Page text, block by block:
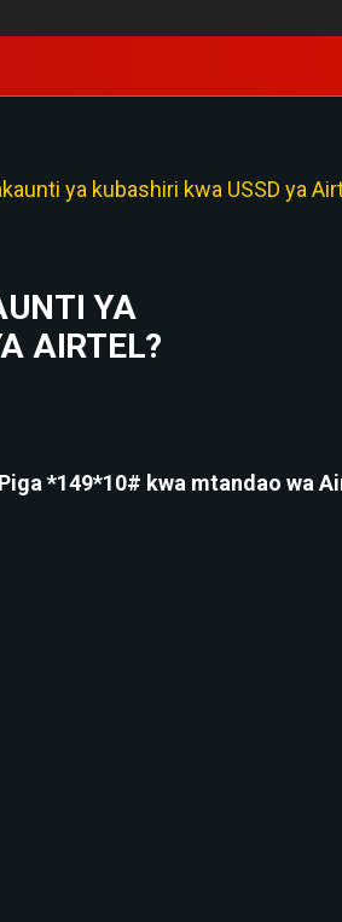
ya kubashiri kwa USSD ya
YA
AIRTEL?
*149*10# kwa mtandao wa